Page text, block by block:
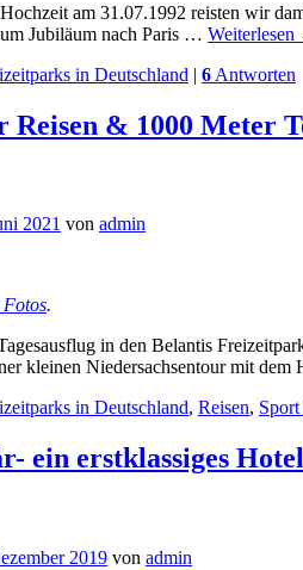
am 31.07.1992 reisten wir
Jubiläum nach Paris … Weiterlesen
in Deutschland | 6 Antworten
Reisen & 1000 Meter
2021 von admin
Fotos.
in den Belantis
kleinen Niedersachsentour mit
in Deutschland, Reisen,
ein erstklassiges
2019 von admin